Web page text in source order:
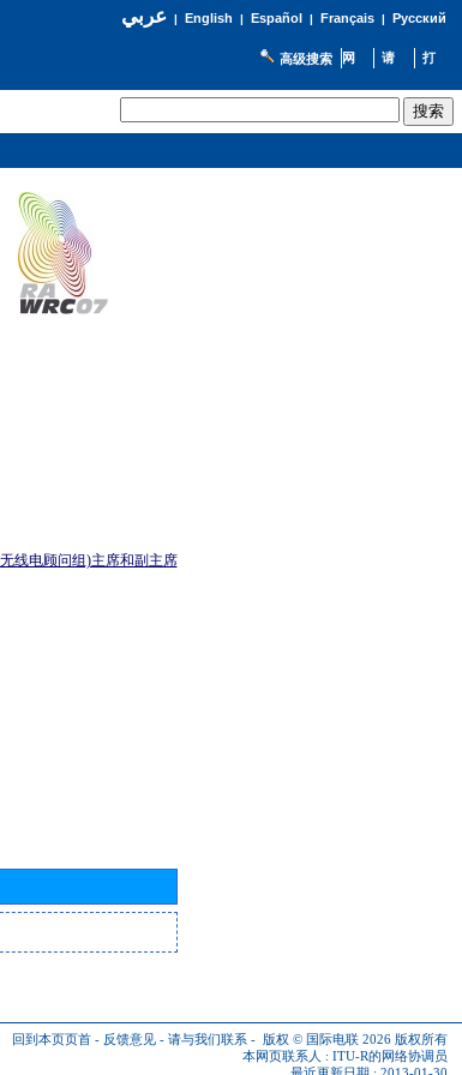
عربي| English | Español | Français| Русский
高级搜索
线电顾问组)主席和副主席
回到本页页首 - 反馈意见 - 请与我们联系 - 版权 © 国际电联 2026 版权所有
本网页联系人 : ITU-R的网络协调员